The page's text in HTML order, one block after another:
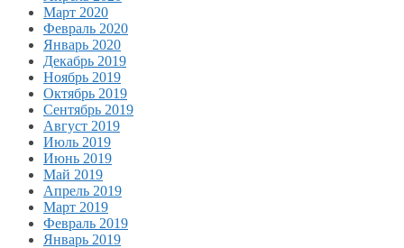
Март 2020
Февраль 2020
Январь 2020
Декабрь 2019
Ноябрь 2019
Октябрь 2019
Сентябрь 2019
Август 2019
Июль 2019
Июнь 2019
Май 2019
Апрель 2019
Март 2019
Февраль 2019
Январь 2019